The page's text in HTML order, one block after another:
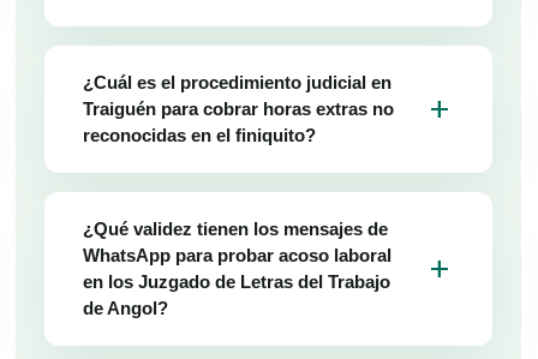
¿Cuál es el procedimiento judicial en
Traiguén para cobrar horas extras no
reconocidas en el finiquito?
add
¿Qué validez tienen los mensajes de
WhatsApp para probar acoso laboral
en los Juzgado de Letras del Trabajo
de Angol?
add